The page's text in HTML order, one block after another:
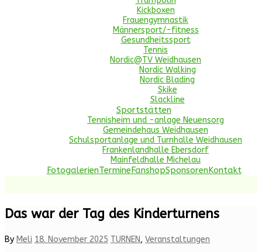
Kickboxen
Frauengymnastik
Männersport/-fitness
Gesundheitssport
Tennis
Nordic@TV Weidhausen
Nordic Walking
Nordic Blading
Skike
Slackline
Sportstätten
Tennisheim und -anlage Neuensorg
Gemeindehaus Weidhausen
Schulsportanlage und Turnhalle Weidhausen
Frankenlandhalle Ebersdorf
Mainfeldhalle Michelau
FotogalerienTermineFanshopSponsorenKontakt
Das war der Tag des Kinderturnens
By Meli 18. November 2025 TURNEN, Veranstaltungen